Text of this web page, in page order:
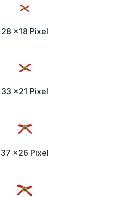
28 x18 Pixel
33 x21 Pixel
37 x26 Pixel